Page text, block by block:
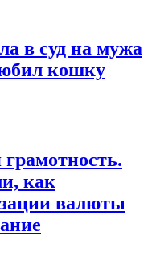
в суд на мужа
кошку
как
валюты